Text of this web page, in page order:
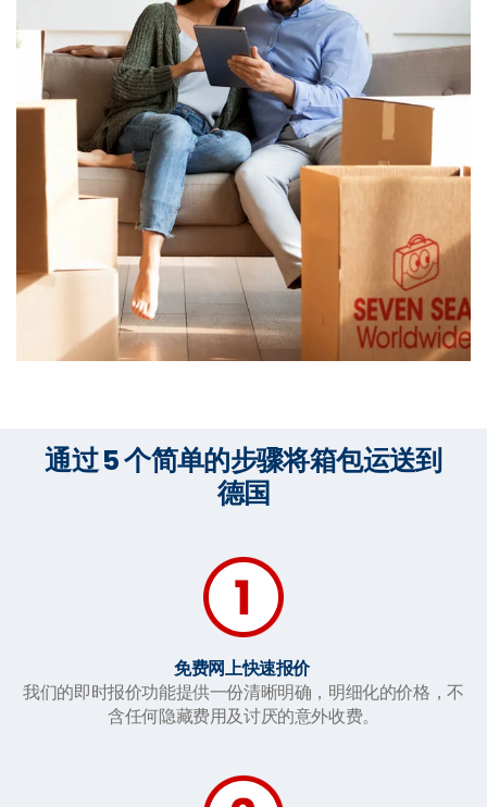
通过 5 个简单的步骤将箱包运送到
德国
免费网上快速报价
我们的即时报价功能提供一份清晰明确，明细化的价格，不
含任何隐藏费用及讨厌的意外收费。